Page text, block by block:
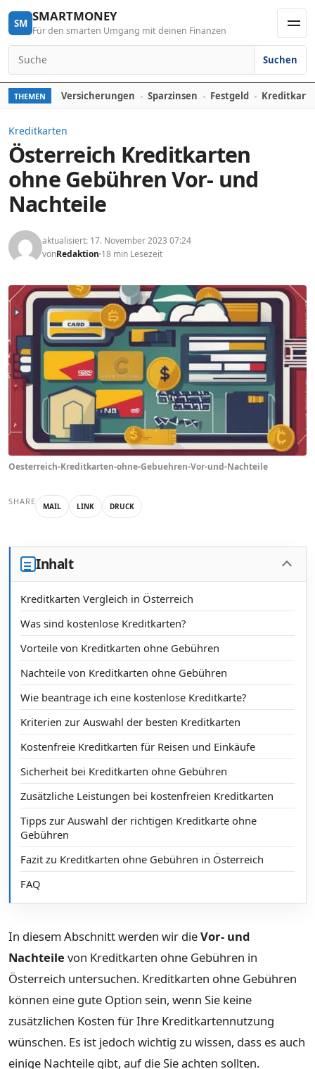
Skip to content
SM SMARTMONEY
Für den smarten Umgang mit deinen Finanzen
Search for:
Suchen
THEMEN Versicherungen Sparzinsen Festgeld
Kreditkarten
Österreich Kreditkarten
ohne Gebühren Vor- und
Nachteile
aktualisiert: 17. November 2023 07:24
vonRedaktion 18 min Lesezeit
Oesterreich-Kreditkarten-ohne-Gebuehren-Vor-und-Nachteile
SHARE MAIL LINK DRUCK
Inhalt
Kreditkarten Vergleich in Österreich
Was sind kostenlose Kreditkarten?
Vorteile von Kreditkarten ohne Gebühren
Nachteile von Kreditkarten ohne Gebühren
Wie beantrage ich eine kostenlose Kreditkarte?
Kriterien zur Auswahl der besten Kreditkarten
Kostenfreie Kreditkarten für Reisen und Einkäufe
Sicherheit bei Kreditkarten ohne Gebühren
Zusätzliche Leistungen bei kostenfreien Kreditkarten
Tipps zur Auswahl der richtigen Kreditkarte ohne
Gebühren
Fazit zu Kreditkarten ohne Gebühren in Österreich
FAQ
In diesem Abschnitt werden wir dieVor- und
Nachteile von Kreditkarten ohne Gebühren in
Österreich untersuchen. Kreditkarten ohne Gebühren
können eine gute Option sein, wenn Sie keine
zusätzlichen Kosten für Ihre Kreditkartennutzung
wünschen. Es ist jedoch wichtig zu wissen, dass es auch
einige Nachteile gibt, auf die Sie achten sollten.